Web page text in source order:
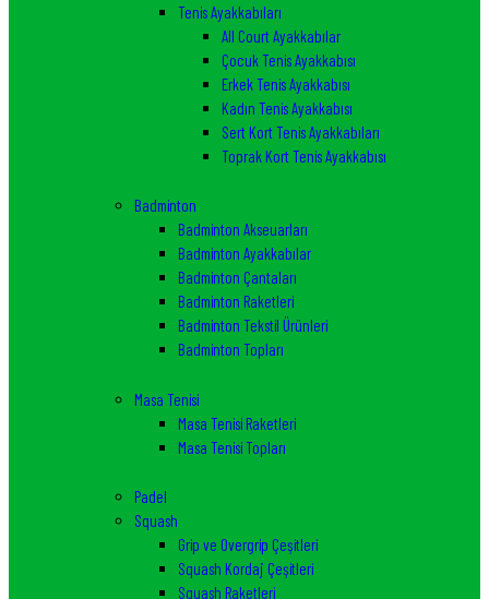
Tenis Ayakkabıları
All Court Ayakkabılar
Çocuk Tenis Ayakkabısı
Erkek Tenis Ayakkabısı
Kadın Tenis Ayakkabısı
Sert Kort Tenis Ayakkabıları
Toprak Kort Tenis Ayakkabısı
Badminton
Badminton Akseuarları
Badminton Ayakkabılar
Badminton Çantaları
Badminton Raketleri
Badminton Tekstil Ürünleri
Badminton Topları
Masa Tenisi
Masa Tenisi Raketleri
Masa Tenisi Topları
Padel
Squash
Grip ve Overgrip Çeşitleri
Squash Kordaj Çeşitleri
Squash Raketleri